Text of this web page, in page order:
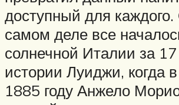
доступный для
самом деле все
солнечной Италии за
истории Луиджи, когда
1885 году Анжело